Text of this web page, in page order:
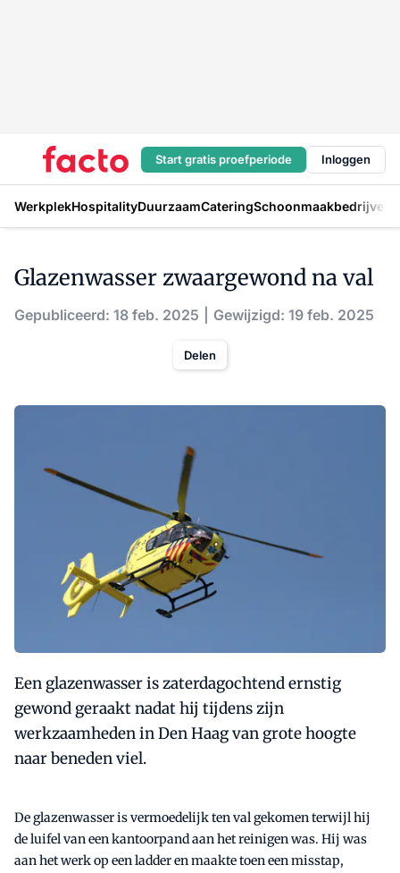
Start gratis proefperiode Inloggen
WerkplekHospitalityDuurzaamCateringSchoonmaakbedrijven
Glazenwasser zwaargewond na val
Gepubliceerd: 18 feb. 2025 Gewijzigd: 19 feb. 2025
Delen
Een glazenwasser is zaterdagochtend ernstig
gewond geraakt nadat hij tijdens zijn
werkzaamheden in Den Haag van grote hoogte
naar beneden viel.
De glazenwasser is vermoedelijk ten val gekomen terwijl hij
de luifel van een kantoorpand aan het reinigen was. Hij was
aan het werk op een ladder en maakte toen een misstap,